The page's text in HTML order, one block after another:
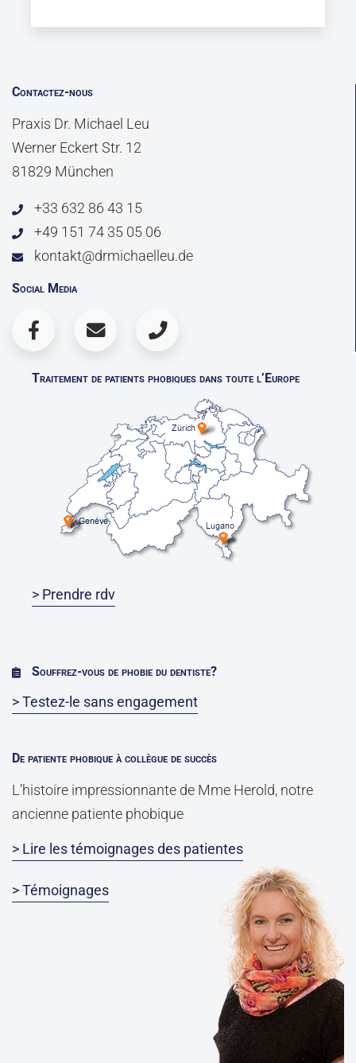
Contactez-nous
Praxis Dr. Michael Leu
Werner Eckert Str. 12
81829 München
+33 632 86 43 15
+49 151 74 35 05 06
kontakt@drmichaelleu.de
Social Media
Traitement de patients phobiques dans toute l’Europe
> Prendre rdv
Souffrez-vous de phobie du dentiste?
> Testez-le sans engagement
De patiente phobique à collègue de succès
L’histoire impressionnante de Mme Herold, notre
ancienne patiente phobique
> Lire les témoignages des patientes
> Témoignages